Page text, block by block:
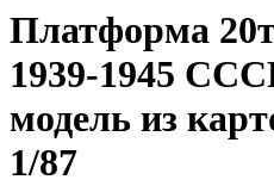
Платформа
1939-1945
модель из
1/87